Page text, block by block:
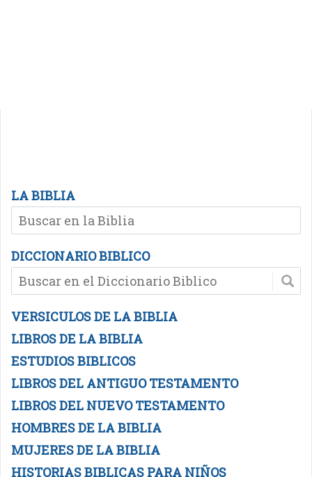
LA BIBLIA
DICCIONARIO BIBLICO
VERSICULOS DE LA BIBLIA
LIBROS DE LA BIBLIA
ESTUDIOS BIBLICOS
LIBROS DEL ANTIGUO TESTAMENTO
LIBROS DEL NUEVO TESTAMENTO
HOMBRES DE LA BIBLIA
MUJERES DE LA BIBLIA
HISTORIAS BIBLICAS PARA NIÑOS